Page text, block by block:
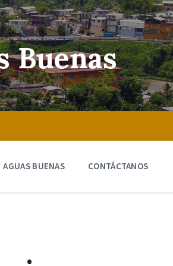
Buenas
AGUAS BUENAS CONTÁCTANOS